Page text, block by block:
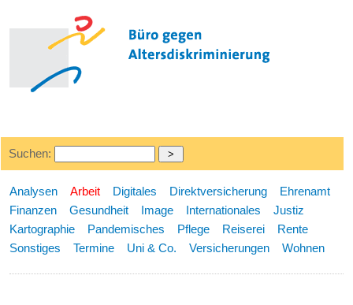
Suchen:
Analysen Arbeit Digitales Direktversicherung
Ehrenamt
Finanzen
Gesundheit Image Internationales
Justiz
Kartographie
Pandemisches Pflege Reiserei
Rente
Sonstiges
Termine Uni & Co. Versicherungen Wohnen